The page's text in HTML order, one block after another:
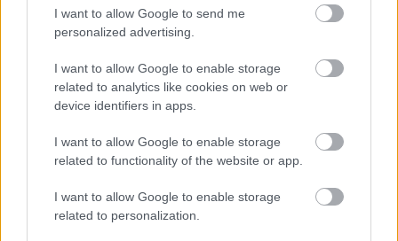
I want to allow Google to send me
personalized advertising.
I want to allow Google to enable storage
related to analytics like cookies on web or
device identifiers in apps.
I want to allow Google to enable storage
related to functionality of the website or app.
I want to allow Google to enable storage
related to personalization.
Νέα μέθοδος μετατρέπει το PVC σε